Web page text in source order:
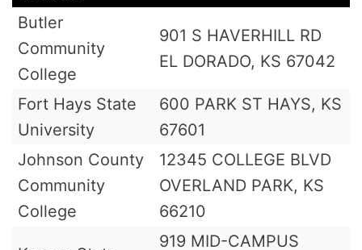
Butler
Community
College
901 S HAVERHILL RD
EL DORADO, KS 67042
Fort Hays State
University
600 PARK ST HAYS, KS
67601
Johnson County
Community
College
12345 COLLEGE BLVD
OVERLAND PARK, KS
66210
919 MID-CAMPUS